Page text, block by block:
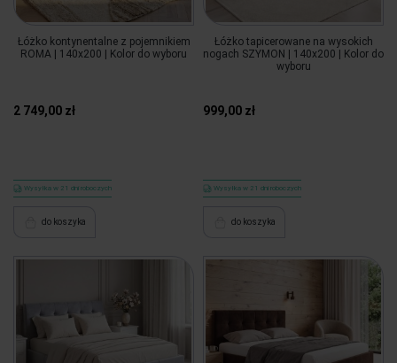
Łóżko kontynentalne z pojemnikiem
ROMA | 140x200 | Kolor do wyboru
2 749,00 zł
Wysyłka w 21 dni roboczych
do koszyka
Łóżko tapicerowane na wysokich
nogach SZYMON | 140x200 | Kolor do
wyboru
999,00 zł
Wysyłka w 21 dni roboczych
do koszyka